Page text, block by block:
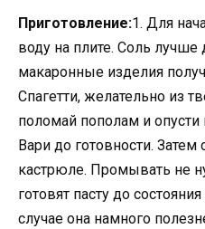
Приготовление:1. Для
воду на плите. Соль
макаронные изделия
Спагетти, желательно из
поломай пополам и
Вари до готовности. Затем
кастрюле. Промывать не
готовят пасту до
случае она намного